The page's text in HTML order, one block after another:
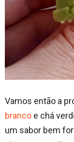
Vamos então a
branco e chá
um sabor bem